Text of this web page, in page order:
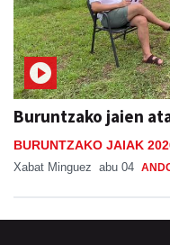
Buruntzako jaien
BURUNTZAKO JAIAK
Xabat Minguez abu 04